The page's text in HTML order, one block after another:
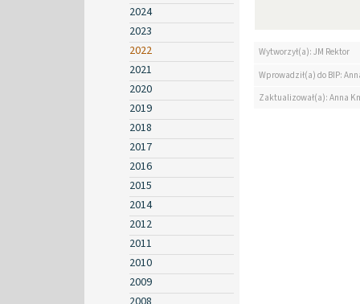
2024
2023
2022
2021
2020
2019
2018
2017
2016
2015
2014
2012
2011
2010
2009
Wytworzył(a): JM Rektor
Wprowadził(a) do BIP:
Zaktualizował(a): Anna